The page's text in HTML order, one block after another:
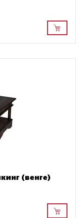
(венге)